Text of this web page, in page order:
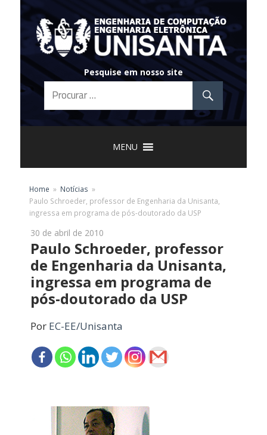
Skip
to
content
Pesquise em nosso site
MENU
Home
Notícias
Paulo Schroeder, professor de Engenharia da Unisanta,
ingressa em programa de pós-doutorado da USP
30 de abril de 2010
Paulo Schroeder, professor
de Engenharia da Unisanta,
ingressa em programa de
pós-doutorado da USP
Por EC-EE/Unisanta